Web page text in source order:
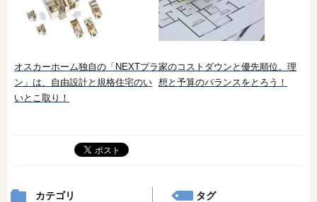
オスカーホーム独自の「NEXTプラ
ン」は、自由設計と規格住宅のい
いとこ取り！
家のコストダウンと優先順位。理
想と予算のバランスをとろう！
カテゴリ
タグ